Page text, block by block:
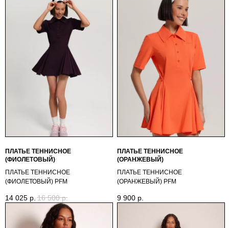
ПЛАТЬЕ ТЕННИСНОЕ
(ФИОЛЕТОВЫЙ)
ПЛАТЬЕ ТЕННИСНОЕ
(ФИОЛЕТОВЫЙ) PFМ
14 025 р. 16 500 р.
ПЛАТЬЕ ТЕННИСНОЕ
(ОРАНЖЕВЫЙ)
ПЛАТЬЕ ТЕННИСНОЕ
(ОРАНЖЕВЫЙ) PFМ
9 900 р.